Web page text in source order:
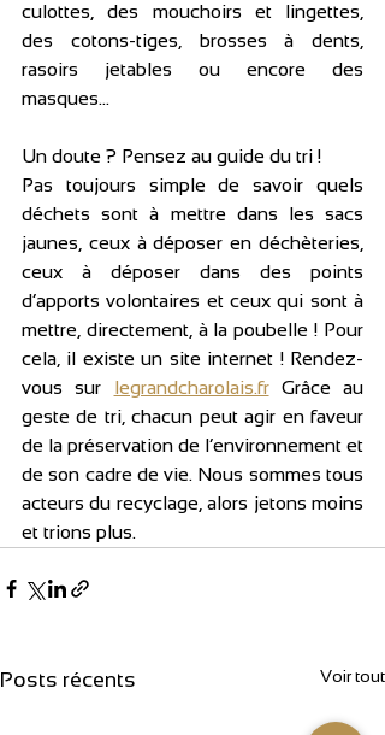
culottes, des mouchoirs et lingettes,
des cotons-tiges, brosses à dents,
rasoirs jetables ou encore des
masques...
Un doute ? Pensez au guide du tri !
Pas toujours simple de savoir quels
déchets sont à mettre dans les sacs
jaunes, ceux à déposer en déchèteries,
ceux à déposer dans des points
d’apports volontaires et ceux qui sont à
mettre, directement, à la poubelle ! Pour
cela, il existe un site internet ! Rendez-
vous sur legrandcharolais.fr Grâce au
geste de tri, chacun peut agir en faveur
de la préservation de l’environnement et
de son cadre de vie. Nous sommes tous
acteurs du recyclage, alors jetons moins
et trions plus.
Posts récents Voir tout